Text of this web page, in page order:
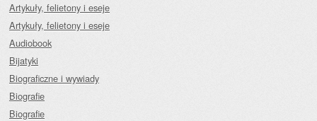
Artykuły, felietony i eseje
Artykuły, felietony i eseje
Audiobook
Bijatyki
Biograficzne i wywiady
Biografie
Biografie